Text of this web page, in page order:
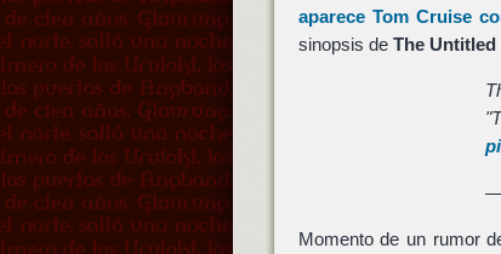
aparece Tom Cruise
sinopsis de The Untitled
—
Momento de un rumor